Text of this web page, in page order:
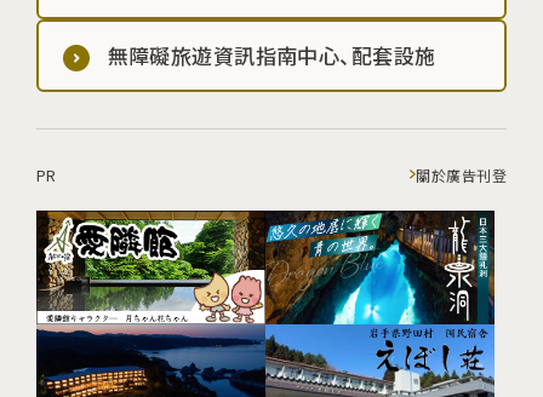
無障礙旅遊資訊指南中心、配套設施
PR 關於廣告刊登